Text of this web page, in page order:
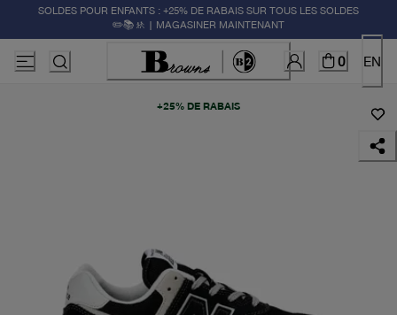
SOLDES POUR ENFANTS : +25% DE RABAIS SUR TOUS LES SOLDES
✏️📚🚸 | MAGASINER MAINTENANT
0 EN
+25% DE RABAIS